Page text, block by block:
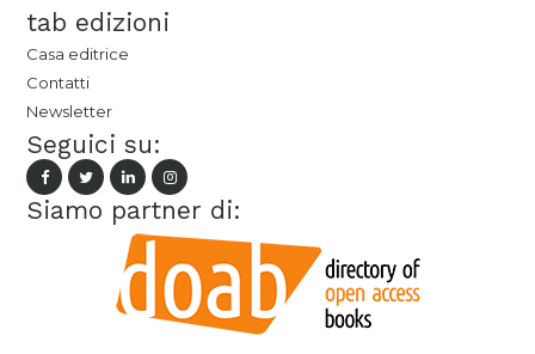
tab edizioni
Casa editrice
Contatti
Newsletter
Seguici su:
Siamo partner di: